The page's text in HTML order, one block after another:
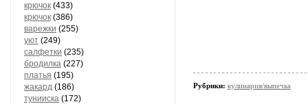
крючок (433)
крючок (386)
варежки (255)
уют (249)
салфетки (235)
бродилка (227)
платья (195)
жакард (186)
тунииска (172)
Рубрики: кулинария/выпечка